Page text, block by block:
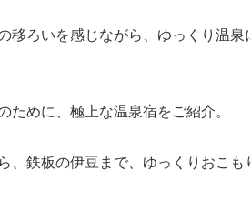
移ろいを感じながら、ゆっくり温
ために、極上な温泉宿をご紹介。
、鉄板の伊豆まで、ゆっくりおこ